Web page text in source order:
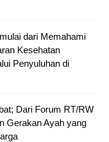
dari Memahami
Kesehatan
Penyuluhan di
Dari Forum RT/RW
Gerakan Ayah yang